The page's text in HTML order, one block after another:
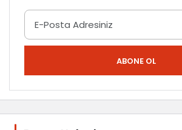
ABONE OL